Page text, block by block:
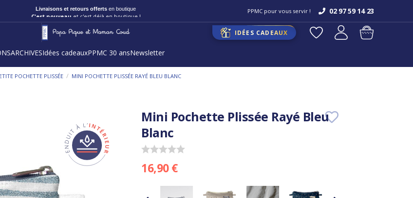
Livraisons et retours offerts en boutique
C'est nouveau et c'est déjà en boutique ! PPMC pour vous servir ! 02 97 59 14 23
IDÉES CADEAUX
ARCHIVESIdées cadeauxPPMC 30 ansNewsletter
POCHETTE PLISSÉE / MINI POCHETTE PLISSÉE RAYÉ BLEU BLANC
Mini Pochette Plissée Rayé Bleu
Blanc
16,90 €